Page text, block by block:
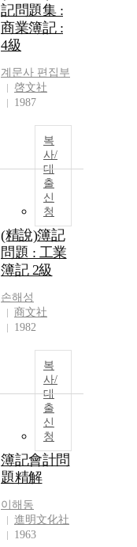
記問題集 :
商業簿記 :
4級
계문사 편집부
啓文社
1987
복
사/
대
출
신
청
(精說)簿記
問題 : 工業
簿記 2級
손해성
商文社
1982
복
사/
대
출
신
청
簿記會計問
題精解
이해동
進明文化社
1963